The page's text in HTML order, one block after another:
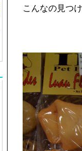
こんなの見つ